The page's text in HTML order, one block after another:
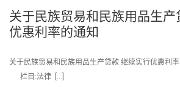
关于民族贸易和民族用品生产
优惠利率的通知
关于民族贸易和民族用品生产贷款 继续实行优惠利
栏目:法律 […]